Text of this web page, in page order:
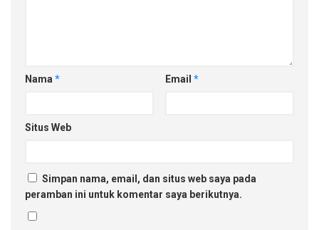
Nama * Email *
Situs Web
Simpan nama, email, dan situs web saya pada
peramban ini untuk komentar saya berikutnya.